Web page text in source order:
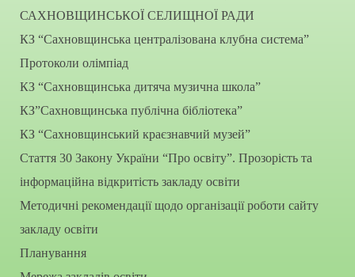
САХНОВЩИНСЬКОЇ СЕЛИЩНОЇ РАДИ
КЗ “Сахновщинська централізована клубна система”
Протоколи олімпіад
КЗ “Сахновщинська дитяча музична школа”
КЗ”Сахновщинська публічна бібліотека”
КЗ “Сахновщинський краєзнавчий музей”
Стаття 30 Закону України “Про освіту”. Прозорість та
інформаційна відкритість закладу освіти
Методичні рекомендації щодо організації роботи сайту
закладу освіти
Планування